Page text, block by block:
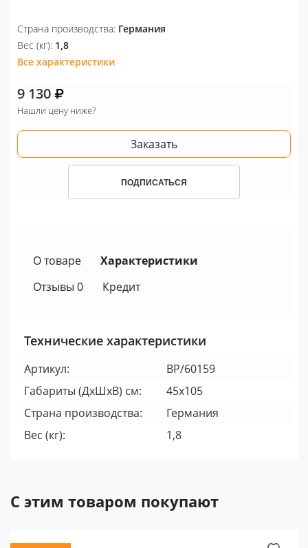
Страна производства: Германия
Вес (кг): 1,8
Все характеристики
9 130
Нашли цену ниже?
Заказать
ПОДПИСАТЬСЯ
О товаре
Характеристики
Отзывы 0
Кредит
Технические характеристики
Артикул:
BP/60159
Габариты (ДхШхВ) см:
45х105
Страна производства:
Германия
Вес (кг):
1,8
С этим товаром покупают